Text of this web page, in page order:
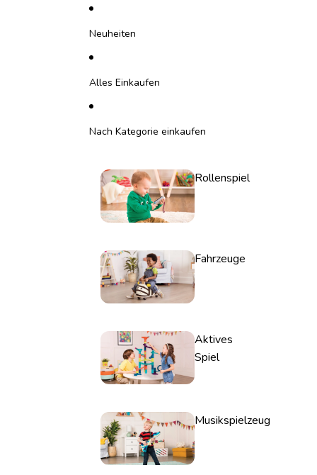
Neuheiten
Alles Einkaufen
Nach Kategorie einkaufen
Rollenspiel
Fahrzeuge
Aktives
Spiel
Musikspielzeug